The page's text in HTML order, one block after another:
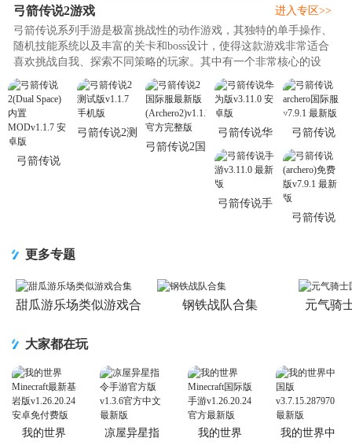
弓箭传说2游戏
弓箭传说系列手游是极富挑战性的动作游戏，其独特的单手操作、
随机技能系统以及丰富的关卡和boss设计，使得这款游戏非常适合
喜欢挑战自我、探索不同策略的玩家。其中有一个非常核心的设
计：死亡后需要从头开始。这种..
进入专区>>
弓箭传说
弓箭传说2测
弓箭传说2国
(Archero2)v1.1.7
弓箭传说华
为版v3.11.0
安卓版
弓箭传说
archero国际
服v7.9.1 最
新版
弓箭传说手
弓箭传说
更多专题
甜瓜游乐场类似游戏合
钢铁战队合集 元气骑
大家都在玩
我的世界
凉屋异星指
我的世界
我的世界中